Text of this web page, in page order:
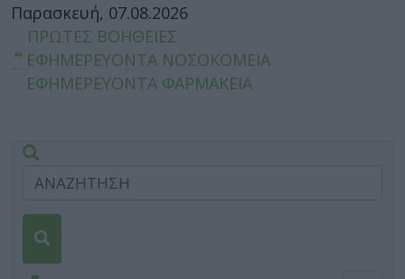
Παρασκευή, 07.08.2026
ΠΡΩΤΕΣ ΒΟΗΘΕΙΕΣ
ΕΦΗΜΕΡΕΥΟΝΤΑ ΝΟΣΟΚΟΜΕΙΑ
ΕΦΗΜΕΡΕΥΟΝΤΑ ΦΑΡΜΑΚΕΙΑ